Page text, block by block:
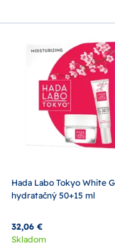
Hada Labo Tokyo White
hydratačný 50+15 ml
32,06 €
Skladom